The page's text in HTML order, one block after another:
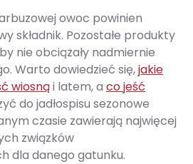
owoc powinien
składnik. Pozostałe produkty
nie obciążały nadmiernie
Warto dowiedzieć się,jakie
wiosnąi latem, a co jeść
do jadłospisu sezonowe
czasie zawierają najwięcej
związków
dla danego gatunku.